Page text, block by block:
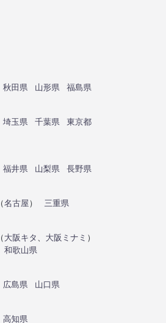
秋田県 山形県
福島県
埼玉県 千葉県
東京都
福井県 山梨県
長野県
（名古屋）
三重県
（大阪キタ 大阪ミナミ ）
和歌山県
広島県
山口県
高知県